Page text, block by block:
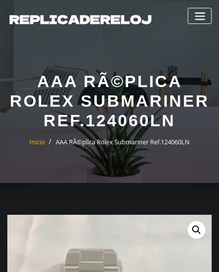
contenido
AAA RÃ©PLICA
ROLEX SUBMARINER
REF.124060LN
Inicio AAA RÃ©plica Rolex Submariner Ref.124060LN